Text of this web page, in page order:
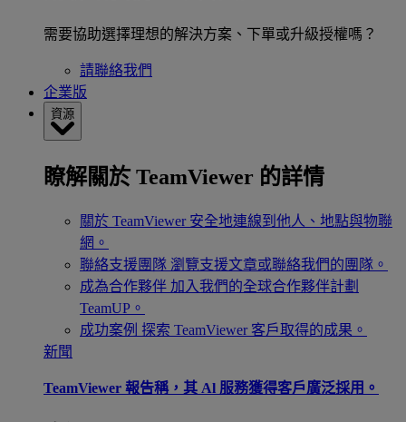
需要協助選擇理想的解決方案、下單或升級授權嗎？
請聯絡我們
企業版
資源
瞭解關於 TeamViewer 的詳情
關於 TeamViewer 安全地連線到他人、地點與物聯
網。
聯絡支援團隊 瀏覽支援文章或聯絡我們的團隊。
成為合作夥伴 加入我們的全球合作夥伴計劃
TeamUP。
成功案例 探索 TeamViewer 客戶取得的成果。
新聞
TeamViewer 報告稱，其 Al 服務獲得客戶廣泛採用。